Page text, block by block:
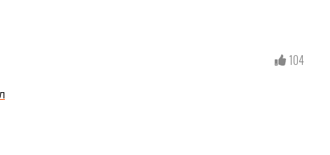
104